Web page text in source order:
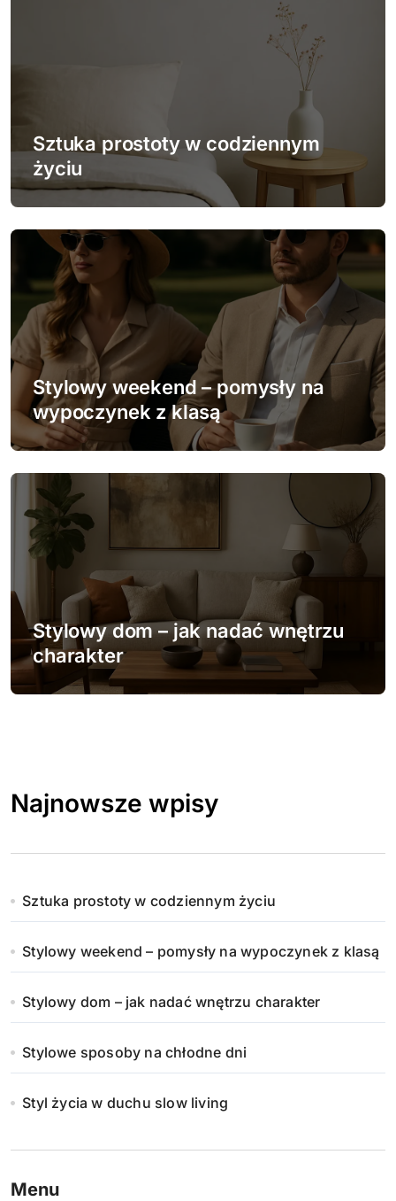
a
i
s
u
Sztuka prostoty w codziennym
życiu
Stylowy weekend – pomysły na
wypoczynek z klasą
Stylowy dom – jak nadać wnętrzu
charakter
Najnowsze wpisy
Sztuka prostoty w codziennym życiu
Stylowy weekend – pomysły na wypoczynek z klasą
Stylowy dom – jak nadać wnętrzu charakter
Stylowe sposoby na chłodne dni
Styl życia w duchu slow living
Menu